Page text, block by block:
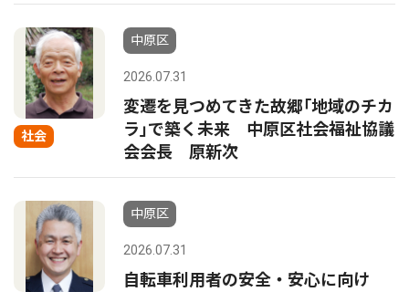
社会
中原区
2026.07.31
変遷を見つめてきた故郷｢地域のチカ
ラ｣で築く未来 中原区社会福祉協議
会会長 原新次
中原区
2026.07.31
自転車利用者の安全・安心に向け